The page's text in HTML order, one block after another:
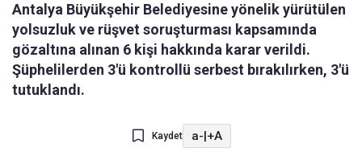
Antalya Büyükşehir Belediyesine yönelik yürütülen
yolsuzluk ve rüşvet soruşturması kapsamında
gözaltına alınan 6 kişi hakkında karar verildi.
Şüphelilerden 3'ü kontrollü serbest bırakılırken, 3'ü
tutuklandı.
Kaydet a-|+A